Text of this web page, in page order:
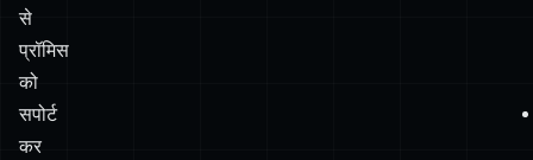
से
प्रॉमिस
को
सपोर्ट
कर